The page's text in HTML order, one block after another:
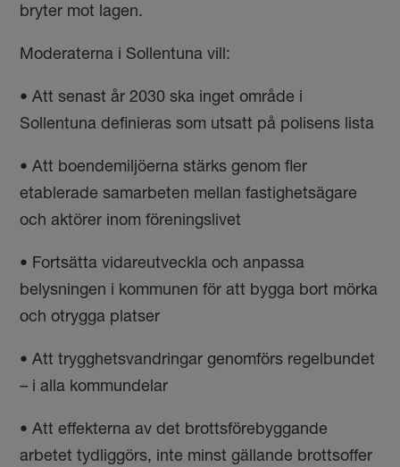
bryter mot lagen.
Moderaterna i Sollentuna vill:
•Att senast år 2030 ska inget område i
Sollentuna definieras som utsatt på polisens lista
• Att boendemiljöerna stärks genom fler
etablerade samarbeten mellan fastighetsägare
och aktörer inom föreningslivet
• Fortsätta vidareutveckla och anpassa
belysningen i kommunen för att bygga bort mörka
och otrygga platser
• Att trygghetsvandringar genomförs regelbundet
– i alla kommundelar
• Att effekterna av det brottsförebyggande
arbetet tydliggörs, inte minst gällande brottsoffer